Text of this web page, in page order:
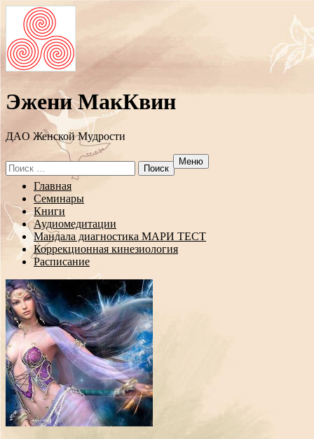
Эжени МакКвин
ДAO Женской Мудрости
Search
for:
Меню
Перейти
содержанию
Главная
Семинары
Книги
Аудиомедитации
Мандала диагностика МАРИ ТЕСТ
Коррекционная кинезиология
Расписание